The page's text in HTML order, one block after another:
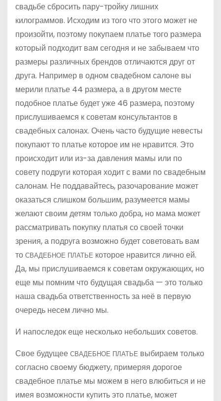
свадьбе сбросить пару-тройку лишних
килограммов. Исходим из того что этого может не
произойти, поэтому покупаем платье того размера
который подходит вам сегодня и не забываем что
размеры различных брендов отличаются друг от
друга. Например в одном свадебном салоне вы
мерили платье 44 размера, а в другом месте
подобное платье будет уже 46 размера, поэтому
прислушиваемся к советам консультантов в
свадебных салонах. Очень часто будущие невесты
покупают то платье которое им не нравится. Это
происходит или из-за давления мамы или по
совету подруги которая ходит с вами по свадебным
салонам. Не поддавайтесь, разочарование может
оказаться слишком большим, разумеется мамы
желают своим детям только добра, но мама может
рассматривать покупку платья со своей точки
зрения, а подруга возможно будет советовать вам
то СВАДЕБНОЕ ПЛАТЬЕ которое нравится лично ей.
Да, мы прислушиваемся к советам окружающих, но
еще мы помним что будущая свадьба — это только
наша свадьба ответственность за неё в первую
очередь несем лично мы.
И напоследок еще несколько небольших советов.
Свое будущее СВАДЕБНОЕ ПЛАТЬЕ выбираем только
согласно своему бюджету, примеряя дорогое
свадебное платье мы можем в него влюбиться и не
имея возможности купить это платье, может